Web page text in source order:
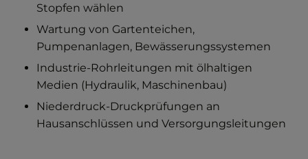
Stopfen wählen
Wartung von Gartenteichen,
Pumpenanlagen, Bewässerungssystemen
Industrie-Rohrleitungen mit ölhaltigen
Medien (Hydraulik, Maschinenbau)
Niederdruck-Druckprüfungen an
Hausanschlüssen und Versorgungsleitungen